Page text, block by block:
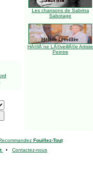
Les chansons de Sabrina
Sabotage
HÃ©lÃ¨ne LÃ©veillÃ©e Artiste
Peintre
Fouillez-Tout
• Contactez-nous